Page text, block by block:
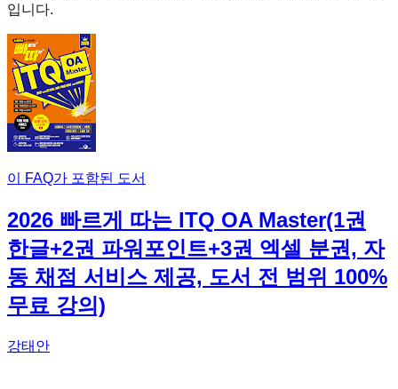
입니다.
이 FAQ가 포함된 도서
2026 빠르게 따는 ITQ OA Master(1권
한글+2권 파워포인트+3권 엑셀 분권, 자
동 채점 서비스 제공, 도서 전 범위 100%
무료 강의)
강태안